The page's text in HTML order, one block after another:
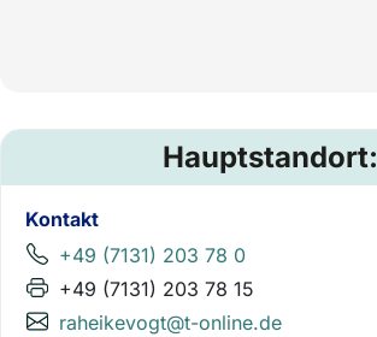
Hauptstandort:
Kontakt
+49 (7131) 203 78 0
+49 (7131) 203 78 15
raheikevogt@t-online.de